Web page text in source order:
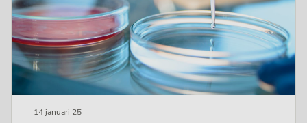
14 januari 25